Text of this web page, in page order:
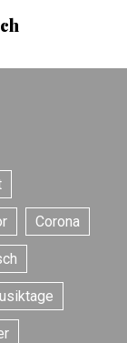
Corona